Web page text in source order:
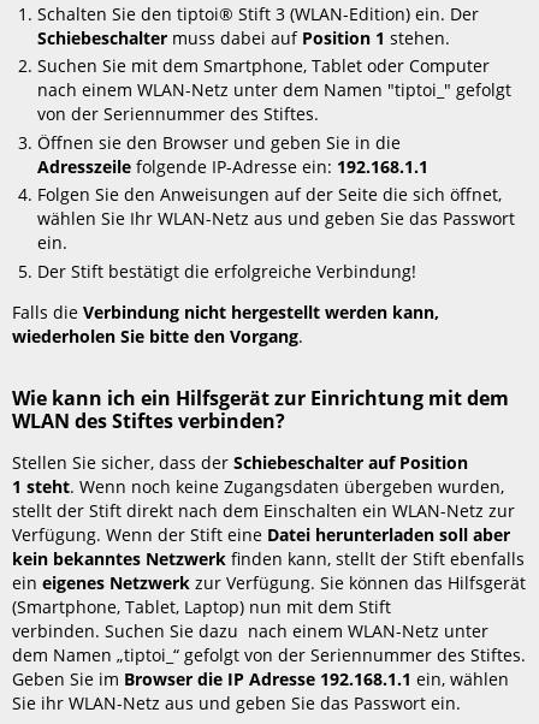
sicher
ist
und/oder
dass
keine
Internetverbindung
möglich
ist.
Was
muss
man tun?
kann
ich
WLAN bzw.
die
Zugangsdaten
des
tiptoi®
WLAN-
Stiftes
resetten?
Wie
erfahre
ich
die
Mac-
Schalten Sie den tiptoi® Stift 3 (WLAN-Edition) ein. Der
Schiebeschalter muss dabei auf Position 1 stehen.
Suchen Sie mit dem Smartphone, Tablet oder Computer
nach einem WLAN-Netz unter dem Namen "tiptoi_" gefolgt
von der Seriennummer des Stiftes.
Öffnen sie den Browser und geben Sie in die
Adresszeile folgende IP-Adresse ein: 192.168.1.1
Folgen Sie den Anweisungen auf der Seite die sich öffnet,
wählen Sie Ihr WLAN-Netz aus und geben Sie das Passwort
ein.
Der Stift bestätigt die erfolgreiche Verbindung!
Falls dieVerbindung nicht hergestellt werden kann,
wiederholen Sie bitte den Vorgang.
Wie kann ich ein Hilfsgerät zur Einrichtung mit dem
WLAN des Stiftes verbinden?
Stellen Sie sicher, dass derSchiebeschalter auf Position
1 steht. Wenn noch keine Zugangsdaten übergeben wurden,
stellt der Stift direkt nach dem Einschalten ein WLAN-Netz zur
Verfügung. Wenn der Stift eine Datei herunterladen soll aber
kein bekanntes Netzwerk finden kann, stellt der Stift ebenfalls
eineigenes Netzwerkzur Verfügung. Sie können das Hilfsgerät
(Smartphone, Tablet, Laptop) nun mit dem Stift
verbinden. Suchen Sie dazu nach einem WLAN-Netz unter
dem Namen „tiptoi_“ gefolgt von der Seriennummer des Stiftes.
Geben Sie im Browser die IP Adresse 192.168.1.1ein, wählen
Sie ihr WLAN-Netz aus und geben Sie das Passwort ein.